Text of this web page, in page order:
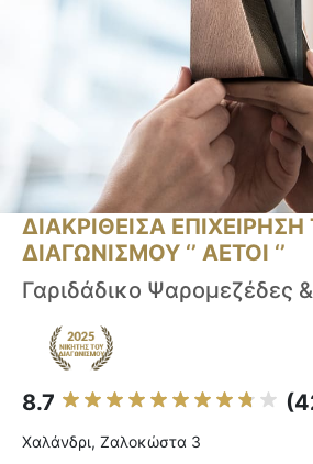
ΔΙΑΚΡΙΘΕΙΣΑ
ΔΙΑΓΩΝΙΣΜΟΥ ‘’ ΑΕΤΟΙ ‘’
Γαριδάδικο Ψαρομεζέδες
8.7
Χαλάνδρι, Ζαλοκώστα 3